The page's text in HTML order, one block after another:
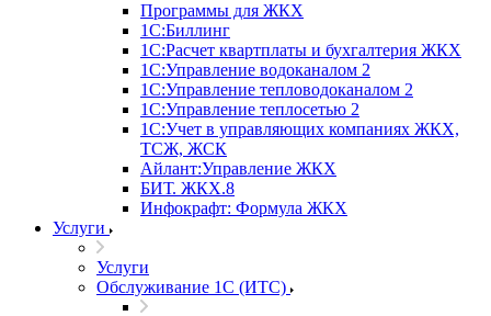
Программы для ЖКХ
1С:Биллинг
1С:Расчет квартплаты и бухгалтерия ЖКХ
1С:Управление водоканалом 2
1С:Управление тепловодоканалом 2
1С:Управление теплосетью 2
1С:Учет в управляющих компаниях ЖКХ,
ТСЖ, ЖСК
Айлант:Управление ЖКХ
БИТ. ЖКХ.8
Инфокрафт: Формула ЖКХ
Услуги
Услуги
Обслуживание 1С (ИТС)